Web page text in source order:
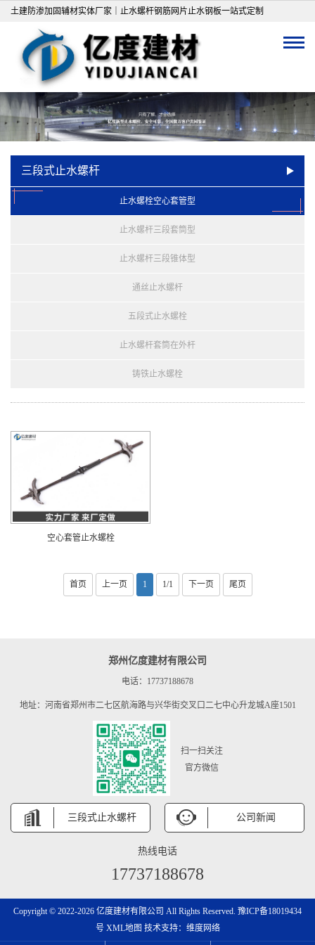
土建防渗加固辅材实体厂家｜止水螺杆钢筋网片止水钢板一站式定制
三段式止水螺杆
止水螺栓空心套管型
止水螺杆三段套筒型
止水螺杆三段锥体型
通丝止水螺杆
五段式止水螺栓
止水螺杆套筒在外杆
铸铁止水螺栓
空心套管止水螺栓
首页 上一页 1 1/1 下一页 尾页
郑州亿度建材有限公司
电话：17737188678
地址：河南省郑州市二七区航海路与兴华街交叉口二七中心升龙城A座1501
扫一扫关注
官方微信
三段式止水螺杆 公司新闻
热线电话
17737188678
Copyright © 2022-2026 亿度建材有限公司 All Rights Reserved. 豫ICP备18019434
号 XML地图 技术支持： 维度网络